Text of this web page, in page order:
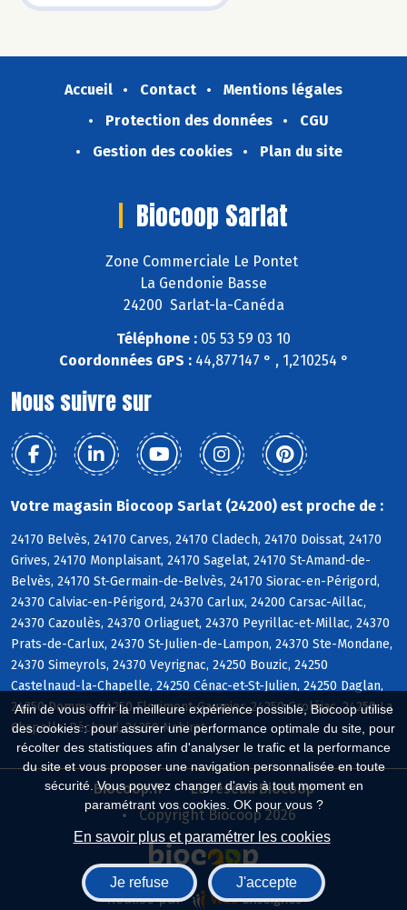
Afin de vous offrir la meilleure expérience possible, Biocoop utilise
des cookies : pour assurer une performance optimale du site, pour
récolter des statistiques afin d'analyser le trafic et la performance
du site et vous proposer une navigation personnalisée en toute
sécurité. Vous pouvez changer d'avis à tout moment en
paramétrant vos cookies. OK pour vous ?
En savoir plus et paramétrer les cookies
Je refuse J'accepte
Accueil Contact
Mentions légales
Protection des données
CGU
Gestion des cookies
Plan du site
Biocoop Sarlat
Zone Commerciale Le Pontet
La Gendonie Basse
24200 Sarlat-la-Canéda
Téléphone : 05 53 59 03 10
Coordonnées GPS :44,877147 ° , 1,210254 °
Nous suivre sur
Votre magasin Biocoop Sarlat (24200) est proche de :
24170 Belvès, 24170 Carves, 24170 Cladech, 24170 Doissat, 24170
Grives, 24170 Monplaisant, 24170 Sagelat, 24170 St-Amand-de-
Belvès, 24170 St-Germain-de-Belvès, 24170 Siorac-en-Périgord,
24370 Calviac-en-Périgord, 24370 Carlux, 24200 Carsac-Aillac,
24370 Cazoulès, 24370 Orliaguet, 24370 Peyrillac-et-Millac, 24370
Prats-de-Carlux, 24370 St-Julien-de-Lampon, 24370 Ste-Mondane,
24370 Simeyrols, 24370 Veyrignac, 24250 Bouzic, 24250
Castelnaud-la-Chapelle, 24250 Cénac-et-St-Julien, 24250 Daglan,
24250 Domme, 24250 Florimont-Gaumier, 24250 Groléjac, 24250 La
Chapelle-Péchaud, 24250 Nabirat
Biocoop.fr
Le réseau Biocoop
Copyright Biocoop 2026
Réalisé par